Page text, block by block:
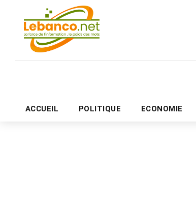
ACCUEIL POLITIQUE ECONOMIE